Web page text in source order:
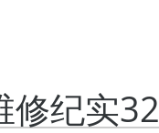
修纪实32